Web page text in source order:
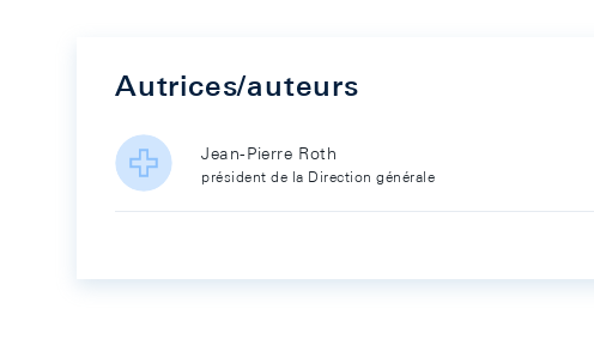
Autrices/auteurs
Jean-Pierre Roth
président de la Direction générale